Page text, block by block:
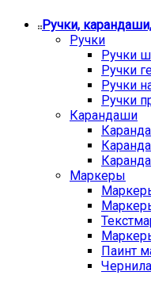
Ручки,
Ручки
Ручки
Ручки
Ручки
Ручки
Карандаши
Маркеры
Паинт